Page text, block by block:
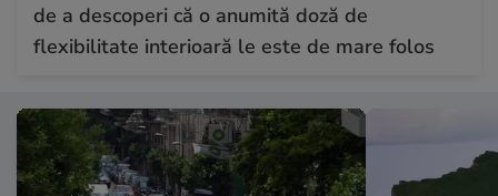
de a descoperi că o anumită doză de
flexibilitate interioară le este de mare folos